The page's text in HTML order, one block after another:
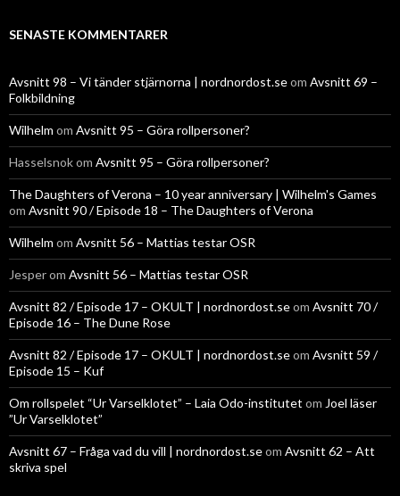
SENASTE KOMMENTARER
Avsnitt 98 – Vi tänder stjärnorna | nordnordost.seom Avsnitt 69 –
Folkbildning
Wilhelm om Avsnitt 95 – Göra rollpersoner?
Hasselsnokom Avsnitt 95 – Göra rollpersoner?
The Daughters of Verona – 10 year anniversary | Wilhelm's Games
om Avsnitt 90 / Episode 18 – The Daughters of Verona
Wilhelm om Avsnitt 56 – Mattias testar OSR
Jesperom Avsnitt 56 – Mattias testar OSR
Avsnitt 82 / Episode 17 – OKULT | nordnordost.seom Avsnitt 70 /
Episode 16 – The Dune Rose
Avsnitt 82 / Episode 17 – OKULT | nordnordost.seom Avsnitt 59 /
Episode 15 – Kuf
Om rollspelet “Ur Varselklotet” – Laia Odo-institutet om Joel läser
”Ur Varselklotet”
Avsnitt 67 – Fråga vad du vill | nordnordost.seom Avsnitt 62 – Att
skriva spel